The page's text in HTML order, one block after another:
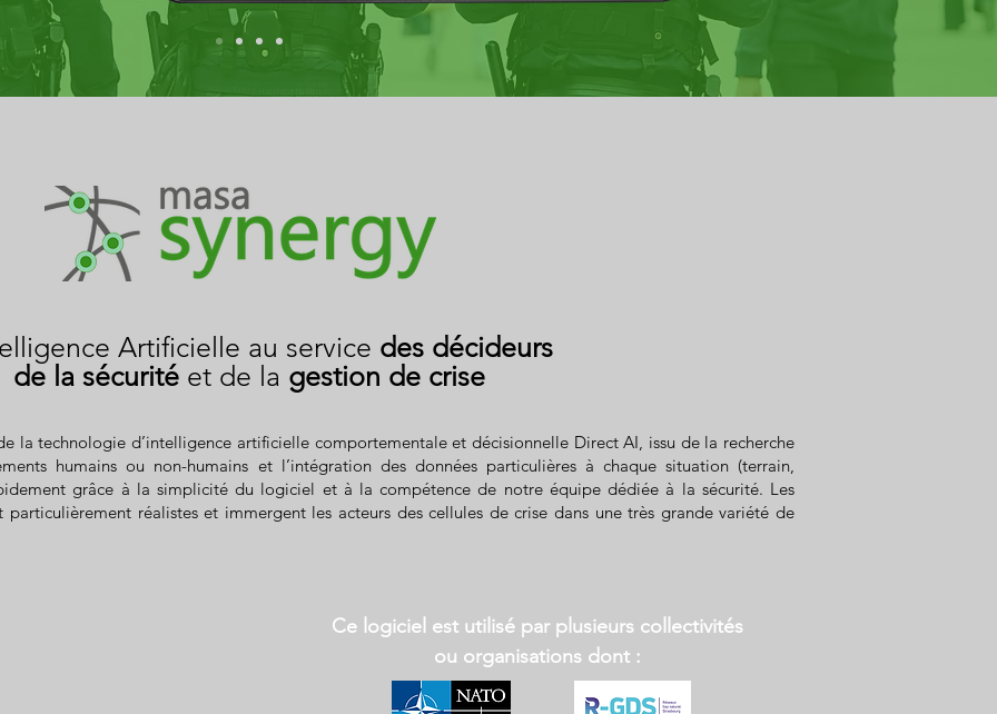
Artificielle au service des décideurs
de la sécurité et de la gestion de crise
la technologie d’intelligence artificielle comportementale et décisionnelle Direct AI, issu de la recherche
humains ou non-humains et l’intégration des données particulières à chaque situation (terrain,
grâce à la simplicité du logiciel et à la compétence de notre équipe dédiée à la sécurité. Les
réalistes et immergent les acteurs des cellules de crise dans une très grande variété de
Ce logiciel est utilisé par plusieurs collectivités
ou organisations dont :